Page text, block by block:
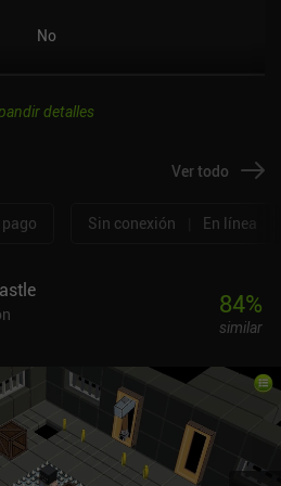
No
detalles
Ver todo
pago Sin conexión En línea
84%
similar